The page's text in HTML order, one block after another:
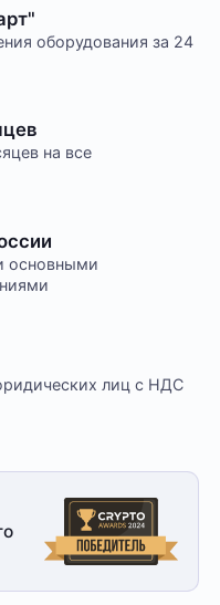
оборудования за 24
на все
основными
лиц с НДС